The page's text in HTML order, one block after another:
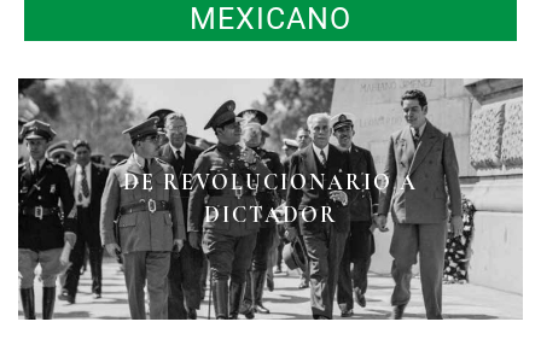
MEXICANO
DE REVOLUCIONARIO A
DICTADOR
“EL MÁS MEXICANO DE LOS
EXTRANJEROS”
TINA MODOTTI